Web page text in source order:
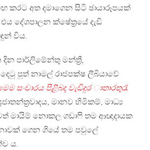
කරට අත දමාගෙන සිටි ඡායාරූපයක්
දේශපාලන ක්ෂේත්‍රයේ දැඩි
විය.
දින පාර්ලිමේන්තු මන්ත්‍රී,
පුත් නාමල් රාජපක්ෂ ලීබියාවේ
සංචාරය පිළිබද වැඩිදුර ාතාරතුරැ
මානව හිමිකම්, මාධ්‍ය
මායිම් නොකල ගඩාෆි තම ආඥාදායක
ගෙන ගියේ තම පවුලේ
ය.